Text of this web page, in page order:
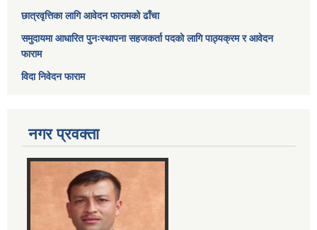
छात्रवृत्तिका लागि आवेदन फारामको ढाँचा
समुदायमा आधारित पुनःस्थापना सहजकर्ता पदको लागि पाठ्यक्रम र आवेदन
फाराम
विदा निवेदन फाराम
नगर प्रवक्ता